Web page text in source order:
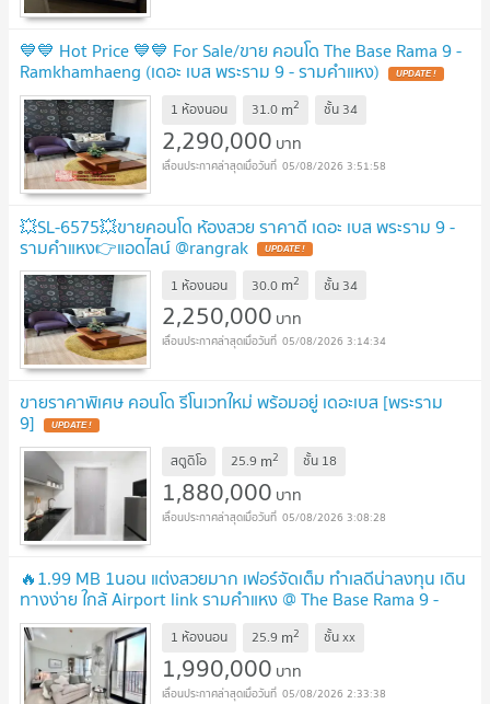
💙💙 Hot Price 💙💙 For Sale/ขาย คอนโด The Base Rama 9 -
Ramkhamhaeng (เดอะ เบส พระราม 9 - รามคำแหง) UPDATE !
1 ห้องนอน 31.0 m2 ชั้น 34
2,290,000 บาท
05/08/2026 3:51:58
💥SL-6575💥ขายคอนโด ห้องสวย ราคาดี เดอะ เบส พระราม 9 -
รามคำแหง👉แอดไลน์ @rangrak UPDATE !
1 ห้องนอน 30.0 m2 ชั้น 34
2,250,000 บาท
05/08/2026 3:14:34
ขายราคาพิเศษ คอนโด รีโนเวทใหม่ พร้อมอยู่ เดอะเบส [พระราม
9] UPDATE !
สตูดิโอ 25.9 m2 ชั้น 18
1,880,000 บาท
05/08/2026 3:08:28
🔥1.99 MB 1นอน แต่งสวยมาก เฟอร์จัดเต็ม ทำเลดีน่าลงทุน เดิน
ทางง่าย ใกล้ Airport link รามคำแหง @ The Base Rama 9 -
Ramkhamhaeng
1 ห้องนอน 25.9 m2 ชั้นxx
1,990,000 บาท
05/08/2026 2:33:38